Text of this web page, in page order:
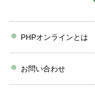
PHPオンラインとは
お問い合わせ